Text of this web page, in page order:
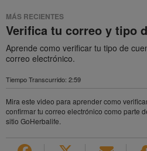
MÁS RECIENTES
Verifica tu correo y tipo
Aprende como verificar tu tipo de
correo electrónico.
Tiempo Transcurrido: 2:59
Mira este video para aprender como
confirmar tu correo electrónico como parte
sitio GoHerbalife.